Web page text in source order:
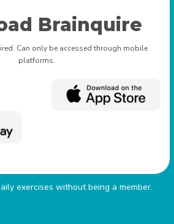
Brainquire
Can only be accessed through mobile
platforms.
exercises without being a member.